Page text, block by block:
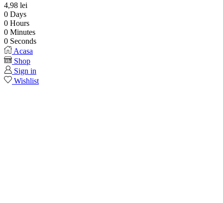
4,98 lei
0 Days
0 Hours
0 Minutes
0 Seconds
Acasa
Shop
Sign in
Wishlist